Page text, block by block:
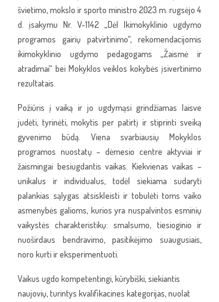
švietimo, mokslo ir sporto ministro 2023 m. rugsėjo 4
d. įsakymu Nr. V-1142 „Dėl Ikimokyklinio ugdymo
programos gairių patvirtinimo“, rekomendacijomis
ikimokyklinio ugdymo pedagogams „Žaismė ir
atradimai“ bei Mokyklos veiklos kokybės įsivertinimo
rezultatais.
Požiūris į vaiką ir jo ugdymąsi grindžiamas laisve
judėti, tyrinėti, mokytis per patirtį ir stiprinti sveiką
gyvenimo būdą. Viena svarbiausių Mokyklos
programos nuostatų – dėmesio centre aktyviai ir
žaismingai besiugdantis vaikas. Kiekvienas vaikas –
unikalus ir individualus, todėl siekiama sudaryti
palankias sąlygas atsiskleisti ir tobulėti toms vaiko
asmenybės galioms, kurios yra nuspalvintos esminių
vaikystės charakteristikų: smalsumo, tiesioginio ir
nuoširdaus bendravimo, pasitikėjimo suaugusiais,
noro kurti ir eksperimentuoti.
Vaikus ugdo kompetentingi, kūrybiški, siekiantis
naujovių, turintys kvalifikacines kategorijas, nuolat